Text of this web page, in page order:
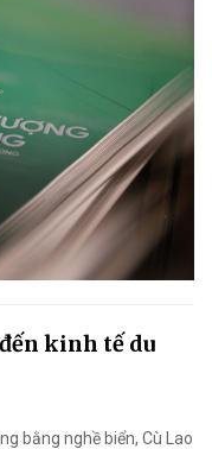
kinh tế du
bằng nghề biển, Cù Lao